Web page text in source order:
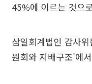
45%에 이르는 것으
삼일회계법인 감사
원회와 지배구조'에